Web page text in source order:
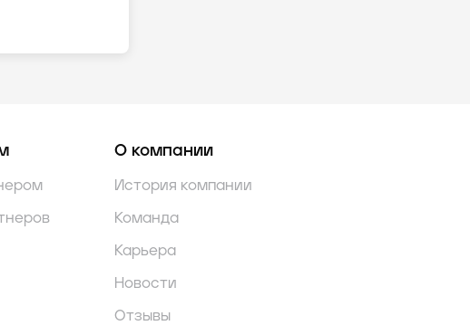
О компании
История компании
Команда
Карьера
Новости
Отзывы